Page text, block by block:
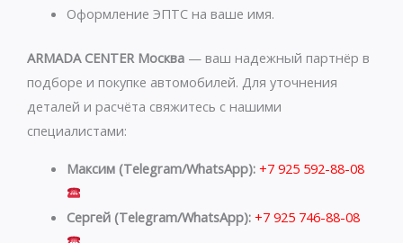
Оформление ЭПТС на ваше имя.
ARMADA CENTER Москва — ваш надежный партнёр в
подборе и покупке автомобилей. Для уточнения
деталей и расчёта свяжитесь с нашими
специалистами:
Максим (Telegram/WhatsApp): +7 925 592-88-08
Сергей (Telegram/WhatsApp): +7 925 746-88-08